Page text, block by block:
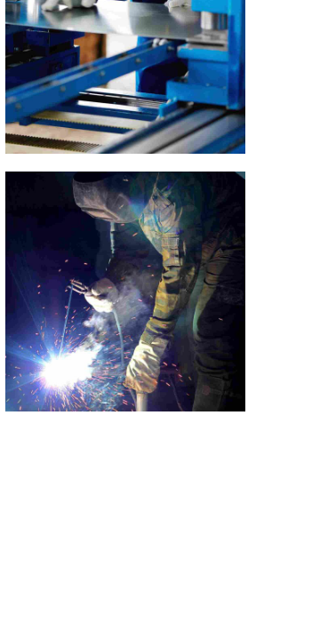
kim
52
thép
thép
kim L-
Ống vỏ P110
Ống vỏ V150
Ống vỏ C90
Khớp nối vỏ ống
Vỏ khớp nối con chó
con
laboratory materials video
Munich video showcase
audio materials
Sounds of New York